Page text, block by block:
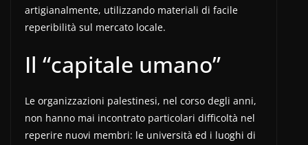
artigianalmente, utilizzando materiali di facile
reperibilità sul mercato locale.
Il “capitale umano”
Le organizzazioni palestinesi, nel corso degli anni,
non hanno mai incontrato particolari difficoltà nel
reperire nuovi membri: le università ed i luoghi di